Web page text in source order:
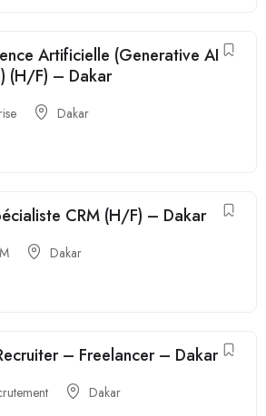
Artificielle (Generative AI
(H/F) – Dakar
Dakar
CRM (H/F) – Dakar
Dakar
– Freelancer – Dakar
Dakar